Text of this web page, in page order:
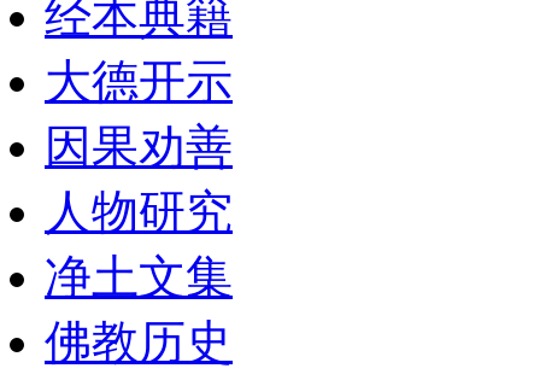
经本典籍
大德开示
因果劝善
人物研究
净土文集
佛教历史